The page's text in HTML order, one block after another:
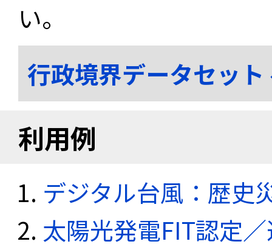
い。
行政境界データセッ
利用例
デジタル台風：歴史
太陽光発電FIT認定